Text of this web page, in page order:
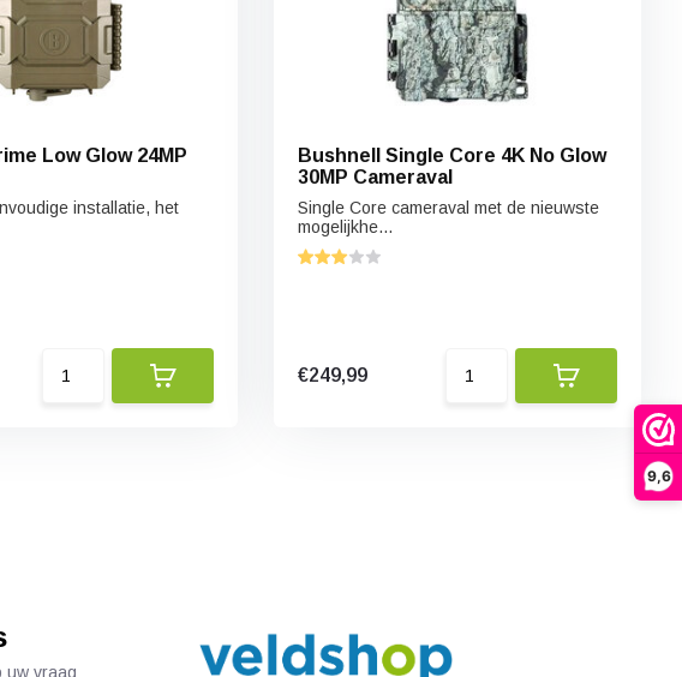
9,6
24MP
installatie, het
Bushnell Single Core 4K No Glow
30MP Cameraval
Single Core cameraval met de nieuwste
mogelijkhe...
€249,99
uw vraag